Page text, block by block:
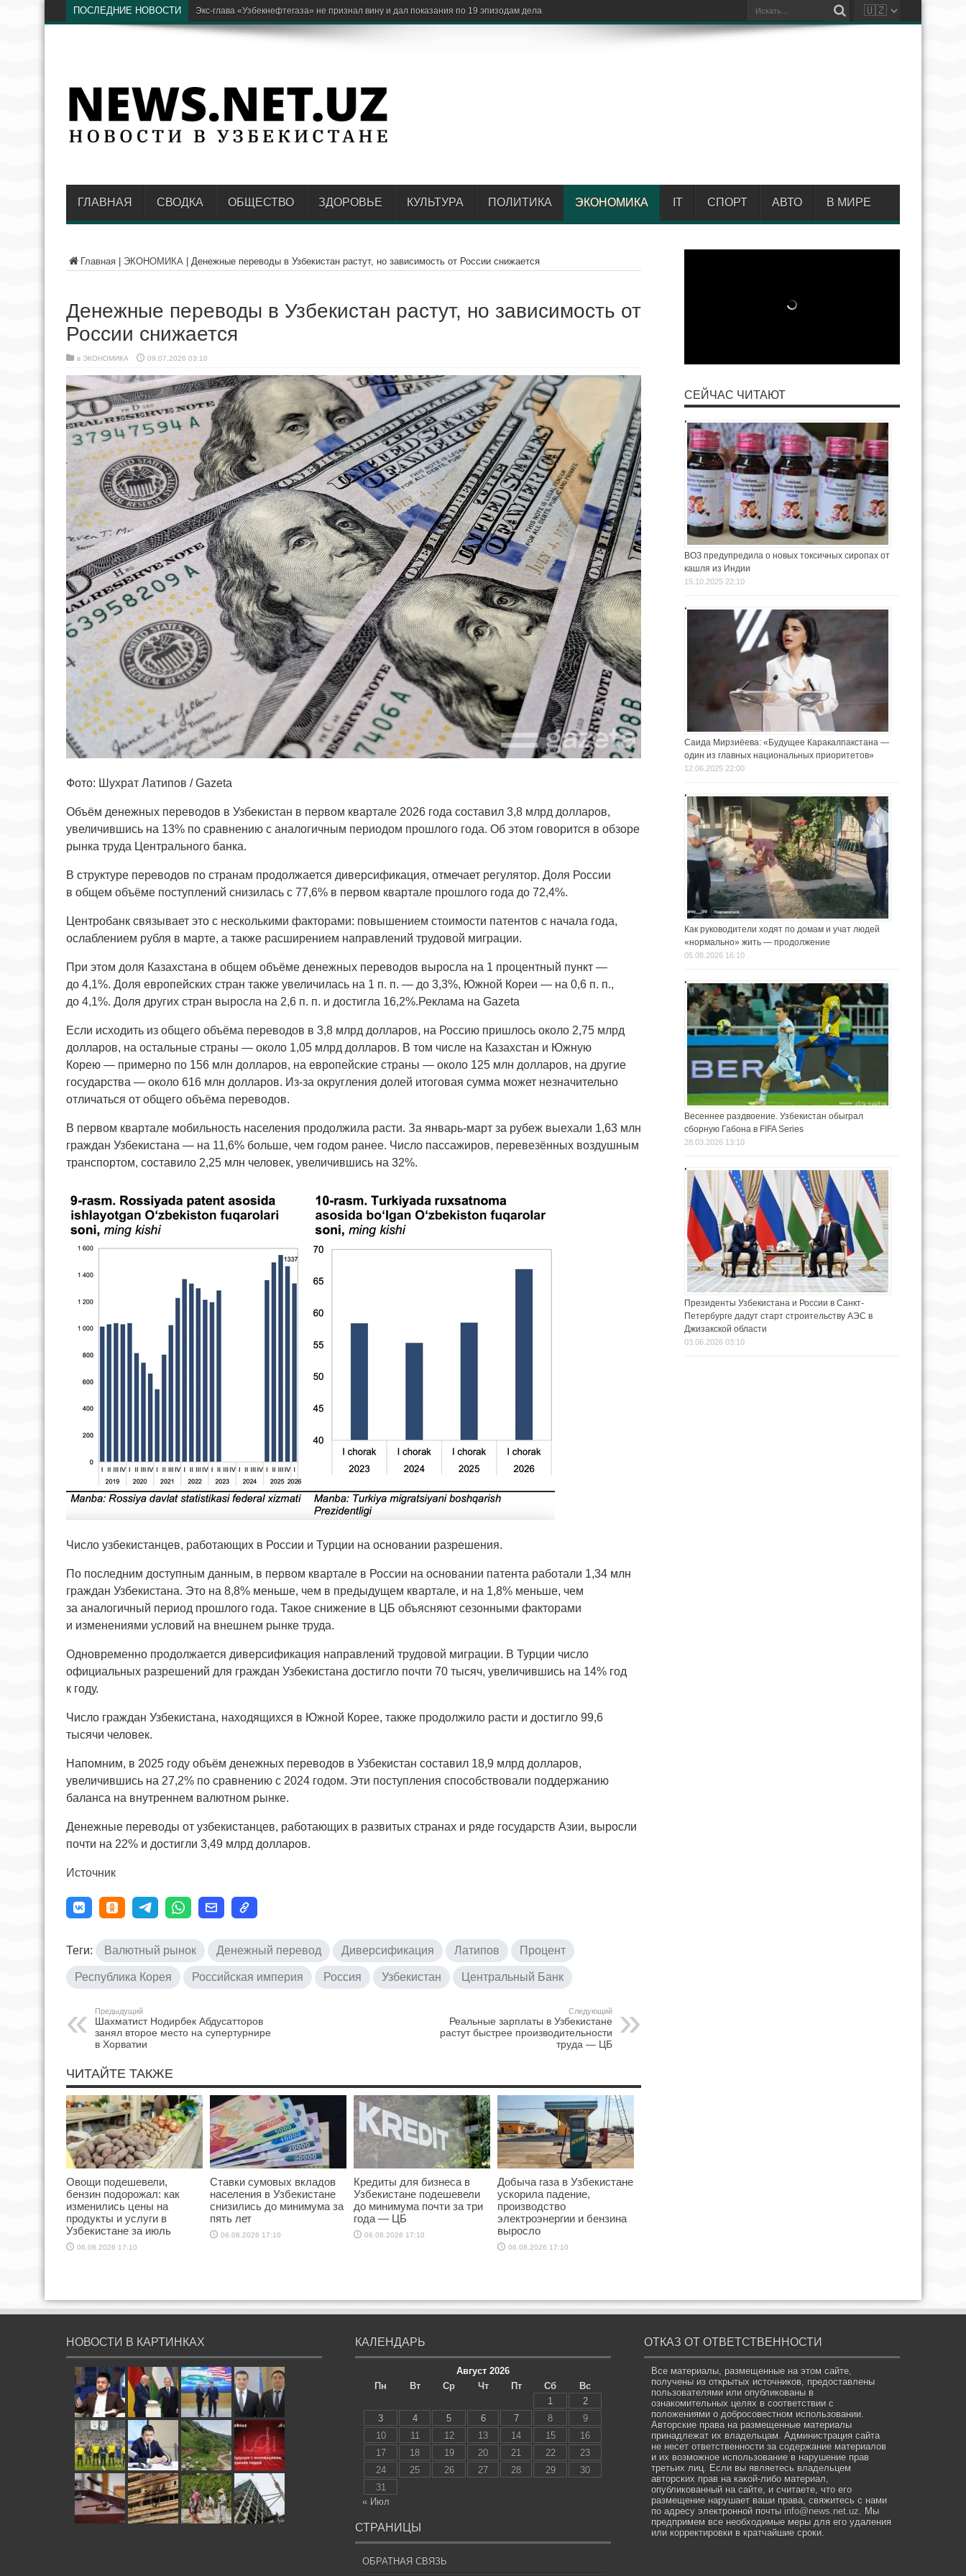
ПОСЛЕДНИЕ НОВОСТИ В AKFA рассказали,
ГЛАВНАЯ СВОДКА ОБЩЕСТВО ЗДОРОВЬЕ КУЛЬТУРА ПОЛИТИКА ЭКОНОМИКА IT СПОРТ АВТО В МИРЕ
Главная ЭКОНОМИКА Денежные переводы в Узбекистан растут, но зависимость от России снижается
Денежные переводы в Узбекистан растут, но зависимость от
России снижается
в ЭКОНОМИКА 09.07.2026 03:10
Фото: Шухрат Латипов / Gazeta
Объём денежных переводов в Узбекистан в первом квартале 2026 года составил 3,8 млрд долларов,
увеличившись на 13% по сравнению с аналогичным периодом прошлого года. Об этом говорится в обзоре
рынка труда Центрального банка.
В структуре переводов по странам продолжается диверсификация, отмечает регулятор. Доля России
в общем объёме поступлений снизилась с 77,6% в первом квартале прошлого года до 72,4%.
Центробанк связывает это с несколькими факторами: повышением стоимости патентов с начала года,
ослаблением рубля в марте, а также расширением направлений трудовой миграции.
При этом доля Казахстана в общем объёме денежных переводов выросла на 1 процентный пункт —
до 4,1%. Доля европейских стран также увеличилась на 1 п. п. — до 3,3%, Южной Кореи — на 0,6 п. п.,
до 4,1%. Доля других стран выросла на 2,6 п. п. и достигла 16,2%.Реклама на Gazeta
Если исходить из общего объёма переводов в 3,8 млрд долларов, на Россию пришлось около 2,75 млрд
долларов, на остальные страны — около 1,05 млрд долларов. В том числе на Казахстан и Южную
Корею — примерно по 156 млн долларов, на европейские страны — около 125 млн долларов, на другие
государства — около 616 млн долларов. Из-за округления долей итоговая сумма может незначительно
отличаться от общего объёма переводов.
В первом квартале мобильность населения продолжила расти. За январь-март за рубеж выехали 1,63 млн
граждан Узбекистана — на 11,6% больше, чем годом ранее. Число пассажиров, перевезённых воздушным
транспортом, составило 2,25 млн человек, увеличившись на 32%.
Число узбекистанцев, работающих в России и Турции на основании разрешения.
По последним доступным данным, в первом квартале в России на основании патента работали 1,34 млн
граждан Узбекистана. Это на 8,8% меньше, чем в предыдущем квартале, и на 1,8% меньше, чем
за аналогичный период прошлого года. Такое снижение в ЦБ объясняют сезонными факторами
и изменениями условий на внешнем рынке труда.
Одновременно продолжается диверсификация направлений трудовой миграции. В Турции число
официальных разрешений для граждан Узбекистана достигло почти 70 тысяч, увеличившись на 14% год
к году.
Число граждан Узбекистана, находящихся в Южной Корее, также продолжило расти и достигло 99,6
тысячи человек.
Напомним, в 2025 году объём денежных переводов в Узбекистан составил 18,9 млрд долларов,
увеличившись на 27,2% по сравнению с 2024 годом. Эти поступления способствовали поддержанию
баланса на внутреннем валютном рынке.
Денежные переводы от узбекистанцев, работающих в развитых странах и ряде государств Азии, выросли
почти на 22% и достигли 3,49 млрд долларов.
Источник
Теги: Валютный рынок Денежный перевод Диверсификация Латипов Процент
Республика Корея Российская империя Россия Узбекистан Центральный Банк
Предыдущий
Шахматист Нодирбек Абдусатторов
занял второе место на супертурнире
в Хорватии
Следующий
Реальные зарплаты в Узбекистане
растут быстрее производительности
труда — ЦБ
ЧИТАЙТЕ ТАКЖЕ
Овощи подешевели,
бензин подорожал: как
изменились цены на
продукты и услуги в
Узбекистане за июль
06.08.2026 17:10
Ставки сумовых вкладов
населения в Узбекистане
снизились до минимума за
пять лет
06.08.2026 17:10
Кредиты для бизнеса в
Узбекистане подешевели
до минимума почти за три
года — ЦБ
06.08.2026 17:10
Добыча газа в Узбекистане
ускорила падение,
производство
электроэнергии и бензина
выросло
06.08.2026 17:10
СЕЙЧАС ЧИТАЮТ
ВОЗ предупредила о новых токсичных сиропах от
кашля из Индии
15.10.2025 22:10
Саида Мирзиёева: «Будущее Каракалпакстана —
один из главных национальных приоритетов»
12.06.2025 22:00
Как руководители ходят по домам и учат людей
«нормально» жить — продолжение
05.08.2026 16:10
Весеннее раздвоение. Узбекистан обыграл
сборную Габона в FIFA Series
28.03.2026 13:10
Президенты Узбекистана и России в Санкт-
Петербурге дадут старт строительству АЭС в
Джизакской области
03.06.2026 03:10
НОВОСТИ В КАРТИНКАХ КАЛЕНДАРЬ
Август 2026
Пн
Вт Ср Чт Пт Сб
Вс
1
2
3
4 5 6 7 8
9
10
11 12 13 14 15
16
17
18 19 20 21 22
23
24
25 26 27 28 29
30
31
« Июл
СТРАНИЦЫ
ОБРАТНАЯ СВЯЗЬ
ОТКАЗ ОТ ОТВЕТСТВЕННОСТИ
Все материалы, размещенные на этом сайте,
получены из открытых источников, предоставлены
пользователями или опубликованы в
ознакомительных целях в соответствии с
положениями о добросовестном использовании.
Авторские права на размещенные материалы
принадлежат их владельцам. Администрация сайта
не несет ответственности за содержание материалов
и их возможное использование в нарушение прав
третьих лиц. Если вы являетесь владельцем
авторских прав на какой-либо материал,
опубликованный на сайте, и считаете, что его
размещение нарушает ваши права, свяжитесь с нами
по адресу электронной почты info@news.net.uz. Мы
предпримем все необходимые меры для его удаления
или корректировки в кратчайшие сроки.